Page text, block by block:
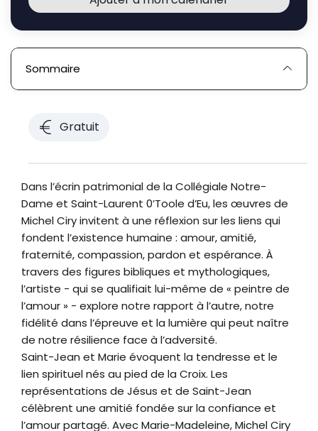
Sommaire
Gratuit
Dans l’écrin patrimonial de la Collégiale Notre-
Dame et Saint-Laurent 0’Toole d’Eu, les œuvres de
Michel Ciry invitent à une réflexion sur les liens qui
fondent l’existence humaine : amour, amitié,
fraternité, compassion, pardon et espérance. À
travers des figures bibliques et mythologiques,
l’artiste - qui se qualifiait lui-même de « peintre de
l’amour » - explore notre rapport à l’autre, notre
fidélité dans l’épreuve et la lumière qui peut naître
de notre résilience face à l’adversité.
Saint-Jean et Marie évoquent la tendresse et le
lien spirituel nés au pied de la Croix. Les
représentations de Jésus et de Saint-Jean
célèbrent une amitié fondée sur la confiance et
l’amour partagé. Avec Marie-Madeleine, Michel Ciry